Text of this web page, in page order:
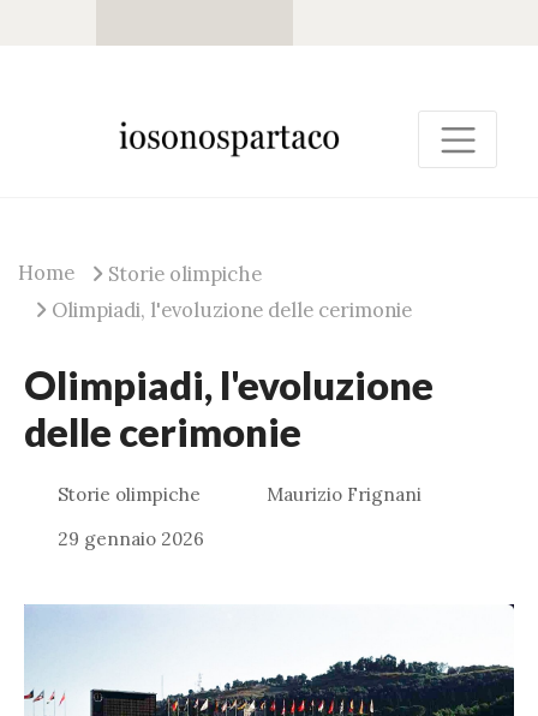
Home
Storie olimpiche
Olimpiadi, l'evoluzione delle cerimonie
Olimpiadi, l'evoluzione
delle cerimonie
Storie olimpiche
Maurizio Frignani
29 gennaio 2026